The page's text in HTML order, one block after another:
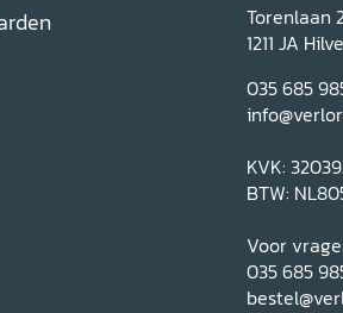
Torenlaan
1211 JA
035 685
KVK:
BTW:
Voor
035 685